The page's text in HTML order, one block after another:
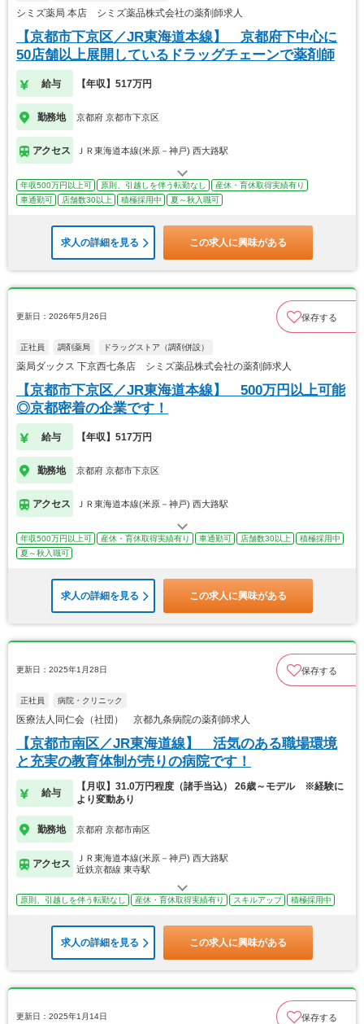
シミズ薬局 本店 シミズ薬品株式会社の薬剤師求人
【京都市下京区／JR東海道本線】 京都府下中心に
50店舗以上展開しているドラッグチェーンで薬剤師
給与 【年収】517万円
勤務地 京都府 京都市下京区
アクセス ＪＲ東海道本線(米原－神戸) 西大路駅
年収500万円以上可 原則、引越しを伴う転勤なし
産休・育休取得実績有り
車通勤可
店舗数30以上 積極採用中 夏～秋入職可
求人の詳細を見る この求人に興味がある
更新日：2026年5月26日 保存する
正社員 調剤薬局 ドラッグストア（調剤併設）
薬局ダックス 下京西七条店 シミズ薬品株式会社の薬剤師求人
【京都市下京区／JR東海道本線】 500万円以上可能
◎京都密着の企業です！
給与 【年収】517万円
勤務地 京都府 京都市下京区
アクセス ＪＲ東海道本線(米原－神戸) 西大路駅
年収500万円以上可 産休・育休取得実績有り 車通勤可 店舗数30以上
積極採用中
夏～秋入職可
求人の詳細を見る この求人に興味がある
更新日：2025年1月28日 保存する
正社員 病院・クリニック
医療法人同仁会（社団） 京都九条病院の薬剤師求人
【京都市南区／JR東海道線】 活気のある職場環境
と充実の教育体制が売りの病院です！
給与
【月収】31.0万円程度（諸手当込） 26歳～モデル ※経験に
より変動あり
勤務地 京都府 京都市南区
アクセス
ＪＲ東海道本線(米原－神戸) 西大路駅
近鉄京都線 東寺駅
原則、引越しを伴う転勤なし 産休・育休取得実績有り スキルアップ 積極採用中
求人の詳細を見る この求人に興味がある
更新日：2025年1月14日 保存する